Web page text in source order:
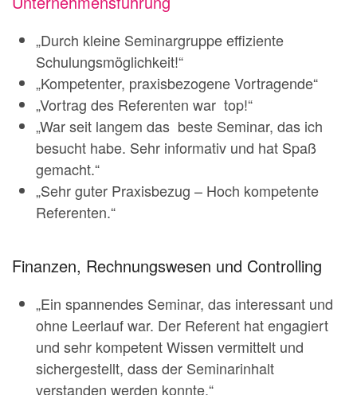
„Durch kleine Seminargruppe effiziente
Schulungsmöglichkeit!“
„Kompetenter, praxisbezogene Vortragende“
„Vortrag des Referenten war top!“
„War seit langem das beste Seminar, das ich
besucht habe. Sehr informativ und hat Spaß
gemacht.“
„Sehr guter Praxisbezug – Hoch kompetente
Referenten.“
Finanzen, Rechnungswesen und Controlling
„Ein spannendes Seminar, das interessant und
ohne Leerlauf war. Der Referent hat engagiert
und sehr kompetent Wissen vermittelt und
sichergestellt, dass der Seminarinhalt
verstanden werden konnte.“